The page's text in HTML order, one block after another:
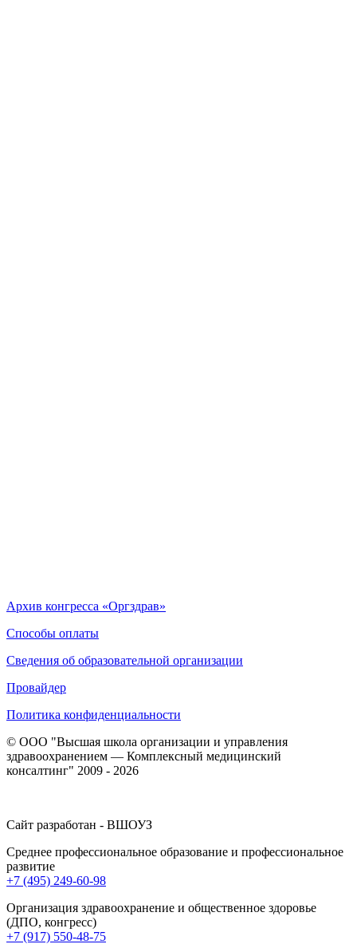
Архив конгресса «Оргздрав»
Способы оплаты
Сведения об образовательной организации
Провайдер
Политика конфиденциальности
© ООО "Высшая школа организации и управления
здравоохранением — Комплексный медицинский
консалтинг" 2009 - 2026
Сайт разработан - ВШОУЗ
Среднее профессиональное образование и профессиональное
развитие
+7 (495) 249-60-98
Организация здравоохранение и общественное здоровье
(ДПО, конгресс)
+7 (917) 550-48-75